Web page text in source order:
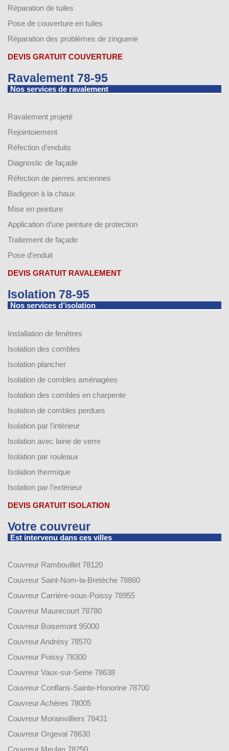
Réparation de tuiles
Pose de couverture en tuiles
Réparation des problèmes de zinguerie
DEVIS GRATUIT COUVERTURE
Ravalement 78-95
Nos services de ravalement
Ravalement projeté
Rejointoiement
Réfection d’enduits
Diagnostic de façade
Réfection de pierres anciennes
Badigeon à la chaux
Mise en peinture
Application d’une peinture de protection
Traitement de façade
Pose d’enduit
DEVIS GRATUIT RAVALEMENT
Isolation 78-95
Nos services d’isolation
Installation de fenêtres
Isolation des combles
Isolation plancher
Isolation de combles aménagées
Isolation des combles en charpente
Isolation de combles perdues
Isolation par l’intérieur
Isolation avec laine de verre
Isolation par rouleaux
Isolation thermique
Isolation par l’extérieur
DEVIS GRATUIT ISOLATION
Votre couvreur
Est intervenu dans ces villes
Couvreur Rambouillet 78120
Couvreur Saint-Nom-la-Bretèche 78860
Couvreur Carrière-sous-Poissy 78955
Couvreur Maurecourt 78780
Couvreur Boisemont 95000
Couvreur Andrésy 78570
Couvreur Poissy 78300
Couvreur Vaux-sur-Seine 78638
Couvreur Conflans-Sainte-Honorine 78700
Couvreur Achères 78005
Couvreur Morainvilliers 78431
Couvreur Orgeval 78630
Couvreur Meulan 78250